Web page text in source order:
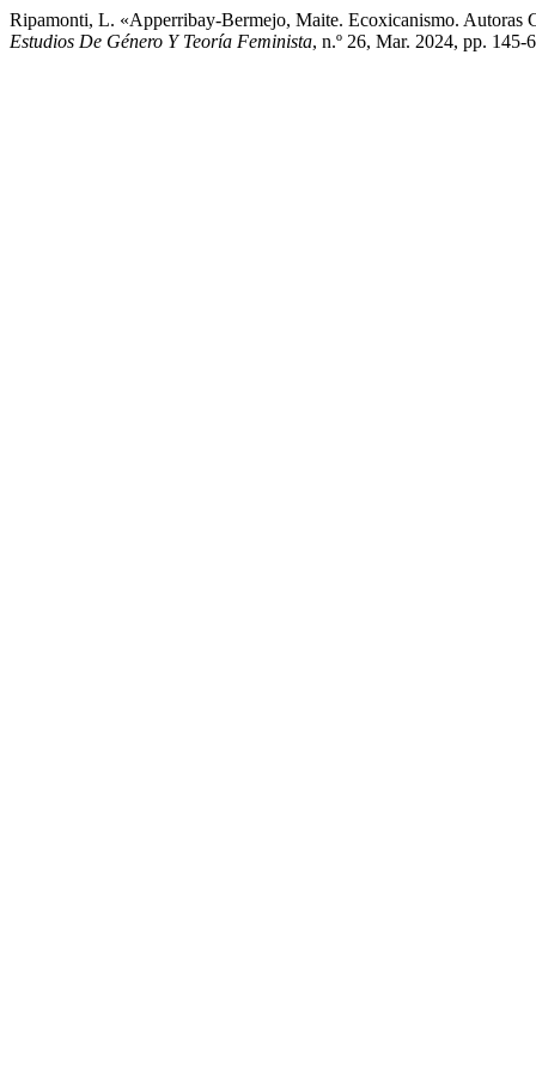
Ripamonti, L. «Apperribay-Bermejo, Maite. Ecoxicanismo. Autoras
Estudios De Género Y Teoría Feminista, n.º 26, Mar. 2024, pp.